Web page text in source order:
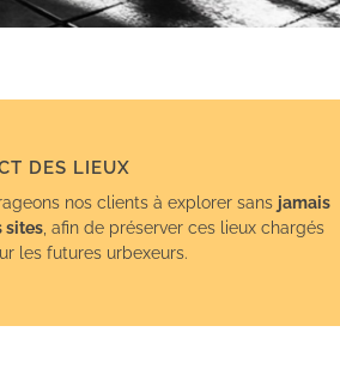
DES LIEUX
nos clients à explorer sans jamais
sites , afin de préserver ces lieux chargés
les futures urbexeurs.